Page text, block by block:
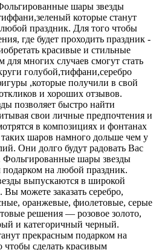
шары звезды
которые станут
праздник. Для того чтобы
где будет проходить праздник -
красивые и стильные
многих случаев смогут стать
голубой,тиффани,серебро
,которые получили в свой
и хороших отзывов.
позволяет быстро найти
свои личные предпочтения и
в композициях и фонтанах
шаров намного дольше чем у
Они долго будут радовать Вас
шары звезды
на любой праздник.
выпускаются в широкой
можете заказать серебро,
оранжевые, фиолетовые, серые
решения — розовое золото,
и категоричный черный.
прекрасным подарком на
сделать красивым